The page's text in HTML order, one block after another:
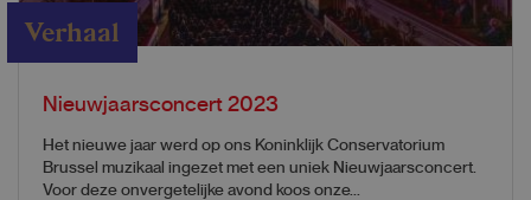
Verhaal
Nieuwjaarsconcert 2023
Het nieuwe jaar werd op ons Koninklijk Conservatorium
Brussel muzikaal ingezet met een uniek Nieuwjaarsconcert.
Voor deze onvergetelijke avond koos onze...